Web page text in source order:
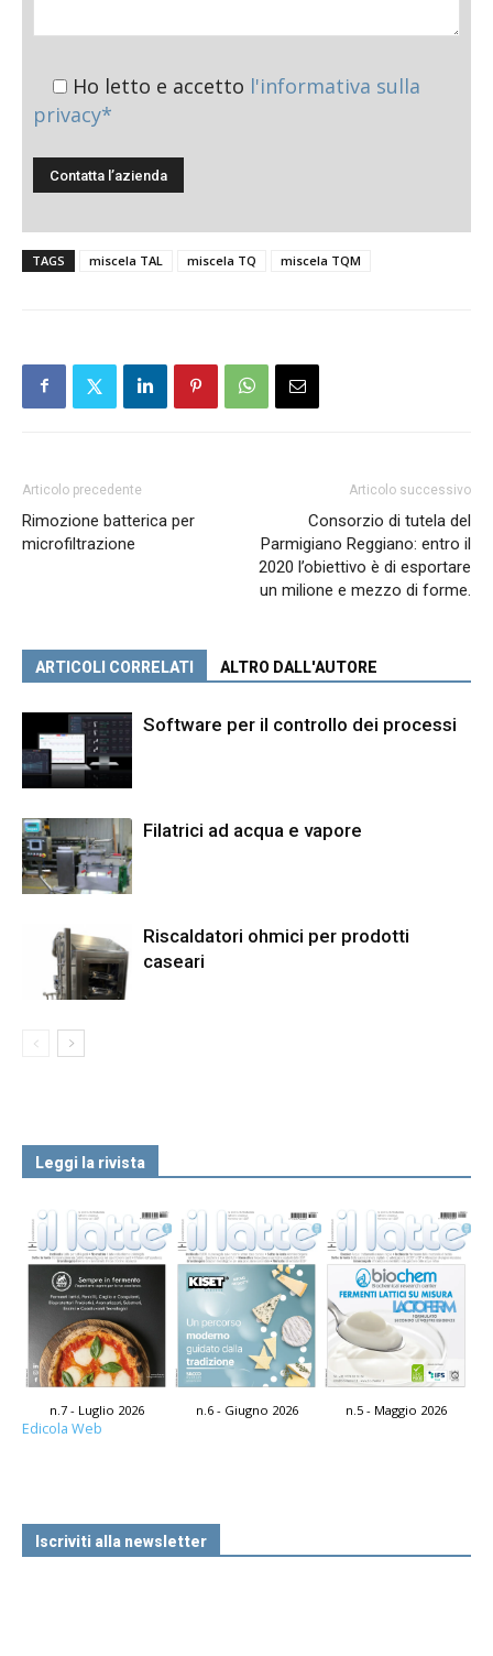
Ho letto e accetto l'informativa sulla
privacy*
TAGS miscela TAL miscela TQ miscela TQM
Articolo precedente
Rimozione batterica per
microfiltrazione
Articolo successivo
Consorzio di tutela del
Parmigiano Reggiano: entro il
2020 l’obiettivo è di esportare
un milione e mezzo di forme.
ARTICOLI CORRELATI ALTRO DALL'AUTORE
Software per il controllo dei processi
Filatrici ad acqua e vapore
Riscaldatori ohmici per prodotti
caseari
Leggi la rivista
n.7 - Luglio 2026 n.6 - Giugno 2026 n.5 - Maggio 2026
Edicola Web
Iscriviti alla newsletter